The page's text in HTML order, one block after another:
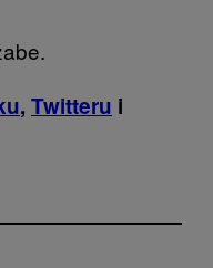
, Twitteru i